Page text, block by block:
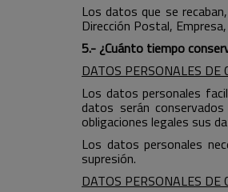
Los datos que se
Dirección Postal,
5.- ¿Cuánto tiempo
DATOS PERSONALES DE
Los datos personales
datos serán
obligaciones legales sus
Los datos personales
supresión.
DATOS PERSONALES DE